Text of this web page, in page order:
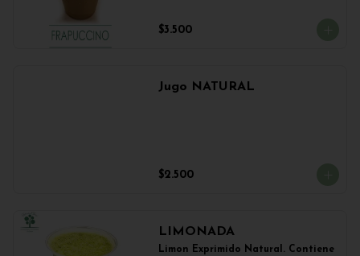
$3.500
Jugo NATURAL
$2.500
LIMONADA
Limon Exprimido Natural. Contiene